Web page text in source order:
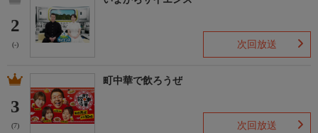
2
(-) 次回放送
3
(7)
町中華で飲ろうぜ
次回放送